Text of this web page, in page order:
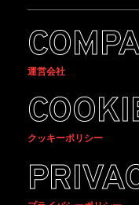
運営会社
クッキーポリシー